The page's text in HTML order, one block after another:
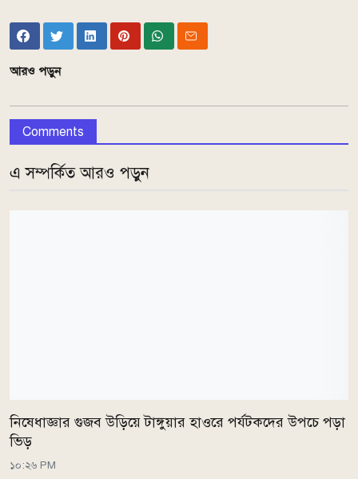
আরও পড়ুন
Comments
এ সম্পর্কিত আরও পড়ুন
নিষেধাজ্ঞার গুজব উড়িয়ে টাঙ্গুয়ার হাওরে পর্যটকদের উপচে পড়া
ভিড়
১০:২৬ PM